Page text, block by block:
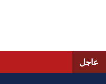
عاجل